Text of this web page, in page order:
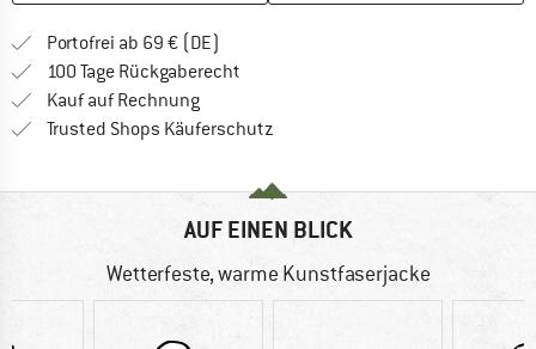
Portofrei ab 69 € (DE)
100 Tage Rückgaberecht
Kauf auf RechnungFinde die Zahlungs-Infos hier! Öffnet
Trusted Shops Käuferschutz
AUF EINEN BLICK
Wetterfeste, warme Kunstfaserjacke